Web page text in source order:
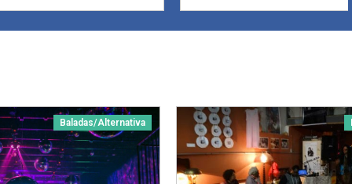
Baladas/Alternativa